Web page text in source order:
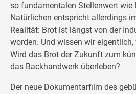
so fundamentalen Stellenwert wie
Natürlichen entspricht allerdings
Realität: Brot ist längst von der
worden. Und wissen wir
Wird das Brot der Zukunft zum
das Backhandwerk überleben?
Der neue Dokumentarfilm des